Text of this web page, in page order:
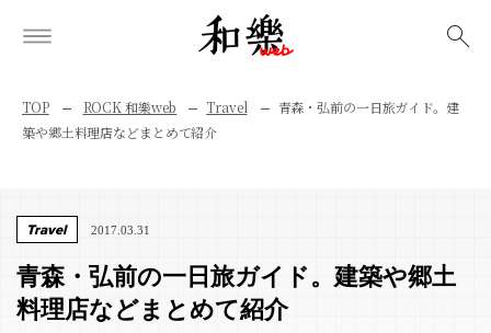
TOP ROCK 和樂web Travel
青森・弘前の一日旅ガイド。建
築や郷土料理店などまとめて紹介
Travel 2017.03.31
青森・弘前の一日旅ガイド。建築や郷土
料理店などまとめて紹介